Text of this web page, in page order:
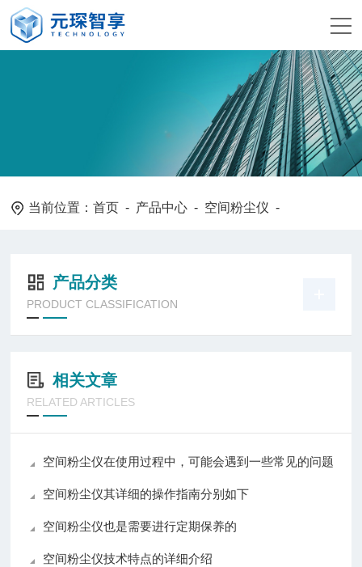
当前位置：首页 - 产品中心 - 空间粉尘仪 -
产品分类
PRODUCT CLASSIFICATION
相关文章
RELATED ARTICLES
空间粉尘仪在使用过程中，可能会遇到一些常见的问题
空间粉尘仪其详细的操作指南分别如下
空间粉尘仪也是需要进行定期保养的
空间粉尘仪技术特点的详细介绍